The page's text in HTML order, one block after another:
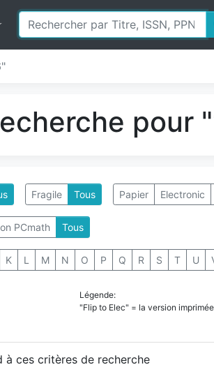
pour
Fragile Tous Papier Electronic
PCmath Tous
K L M N O P Q R S T U
Légende:
"Flip to Elec" = la version
à ces critères de recherche